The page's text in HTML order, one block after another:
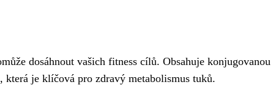
dosáhnout vašich fitness cílů. Obsahuje konjugovanou
je klíčová pro zdravý metabolismus tuků.